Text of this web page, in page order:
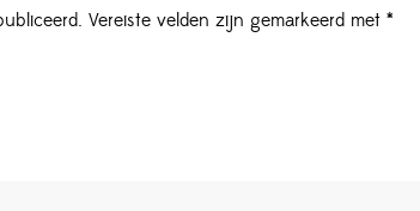
Vereiste velden zijn gemarkeerd met *